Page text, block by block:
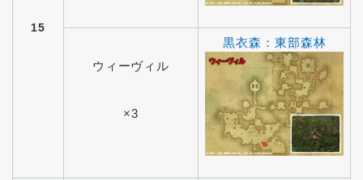
15
ウィーヴィル
×3
黒衣森：東部森林